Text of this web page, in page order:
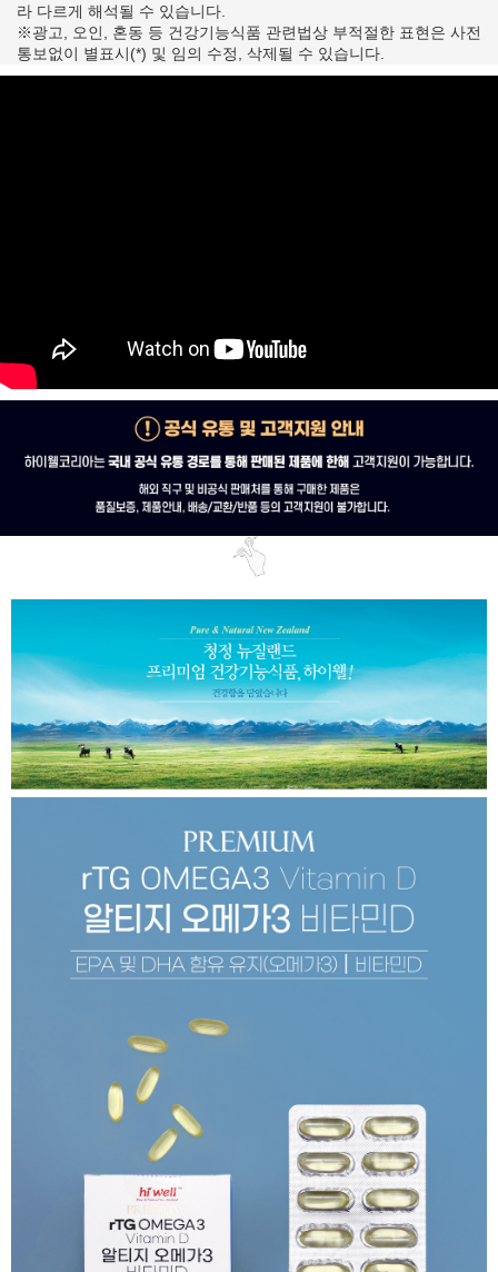
라 다르게 해석될 수 있습니다.
※광고, 오인, 혼동 등 건강기능식품 관련법상 부적절한 표현은 사전
통보없이 별표시(*) 및 임의 수정, 삭제될 수 있습니다.